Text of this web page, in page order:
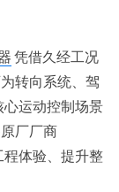
凭借久经工况
转向系统、驾
运动控制场景
厂厂商
程体验、提升整